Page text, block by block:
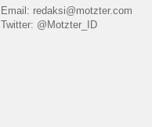
Email: redaksi@motzter.com
Twitter: @Motzter_ID